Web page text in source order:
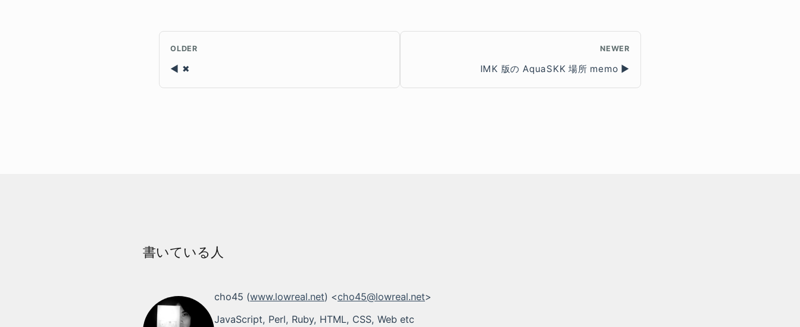
OLDER
✖
NEWER
IMK 版の AquaSKK 場所 memo
書いている人
cho45 (www.lowreal.net) <cho45@lowreal.net>
JavaScript, Perl, Ruby, HTML, CSS, Web etc